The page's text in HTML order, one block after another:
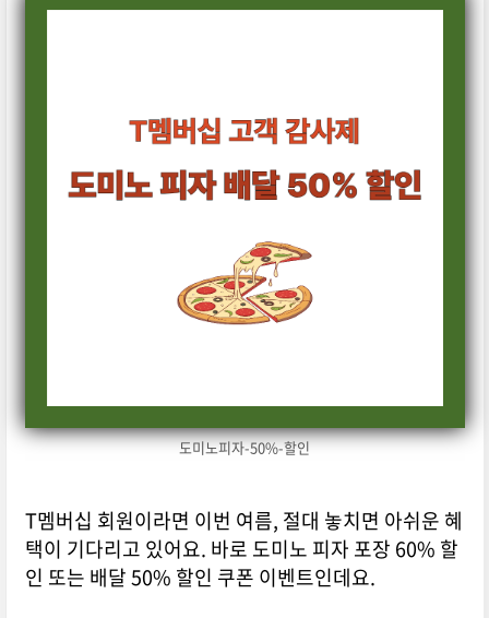
도미노피자-50%-할인
T멤버십 회원이라면 이번 여름, 절대 놓치면 아쉬운 혜
택이 기다리고 있어요. 바로 도미노 피자 포장 60% 할
인 또는 배달 50% 할인 쿠폰 이벤트인데요.